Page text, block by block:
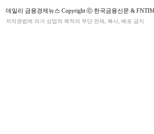
데일리 금융경제뉴스 Copyright ⓒ 한국금융신문 &
저작권법에 의거 상업적 목적의 무단 전재, 복사, 배포 금지